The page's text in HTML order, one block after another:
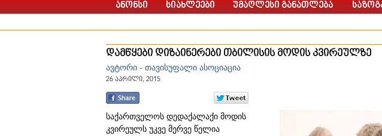
დამწყები დიზაინერები თბილისის მოდის კვირეულზე
ავტორი - თავისუფალი ასოციაცია
26 აპრილი, 2015
საქართველოს დედაქალაქი მოდის
კვირეულს უკვე მერვე წელია